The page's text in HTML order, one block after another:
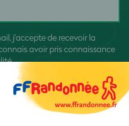
j'accepte de recevoir la
avoir pris connaissance